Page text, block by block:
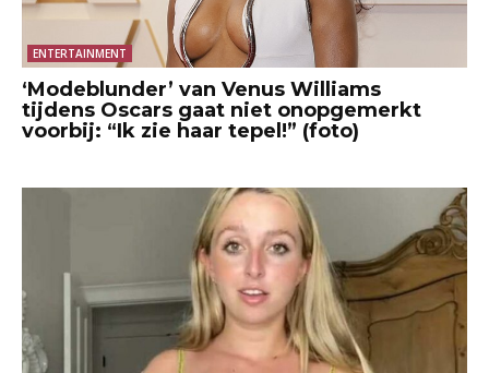
ENTERTAINMENT
‘Modeblunder’ van Venus Williams
tijdens Oscars gaat niet onopgemerkt
voorbij: “Ik zie haar tepel!” (foto)